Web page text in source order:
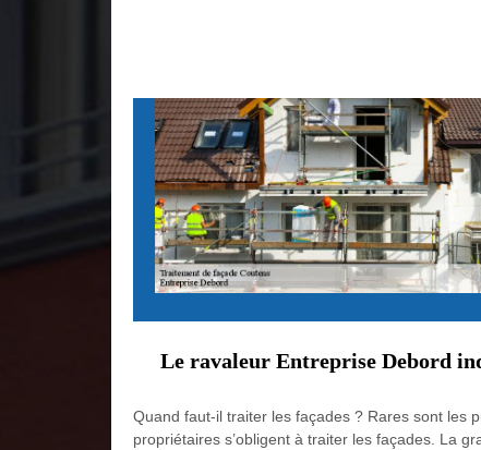
Le ravaleur Entreprise Debord
Quand faut-il traiter les façades ? Rares sont les
propriétaires s’obligent à traiter les façades. La